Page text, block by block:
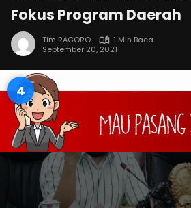
Fokus Program Daerah
Tim RAGORO
1 Min Baca
September 20, 2021
3